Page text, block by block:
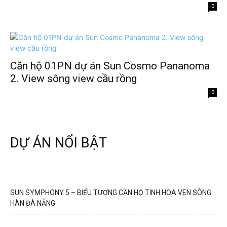
0
Căn hộ 01PN dự án Sun Cosmo Pananoma
2. View sông view cầu rồng
0
DỰ ÁN NỔI BẬT
SUN SYMPHONY 5 – BIỂU TƯỢNG CĂN HỘ TINH HOA VEN SÔNG
HÀN ĐÀ NẴNG